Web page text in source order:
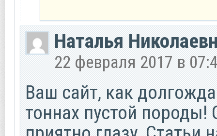
Наталья
22 февраля 2017 в
Ваш сайт, как
тоннах пустой